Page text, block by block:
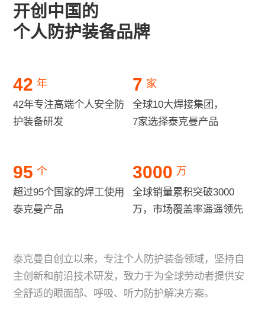
开创中国的
个人防护装备品牌
42 年
42年专注高端个人安全防
护装备研发
7 家
全球10大焊接集团，
7家选择泰克曼产品
95 个
超过95个国家的焊工使用
泰克曼产品
3000 万
全球销量累积突破3000
万，市场覆盖率遥遥领先
泰克曼自创立以来，专注个人防护装备领域，坚持自
主创新和前沿技术研发，致力于为全球劳动者提供安
全舒适的眼面部、呼吸、听力防护解决方案。